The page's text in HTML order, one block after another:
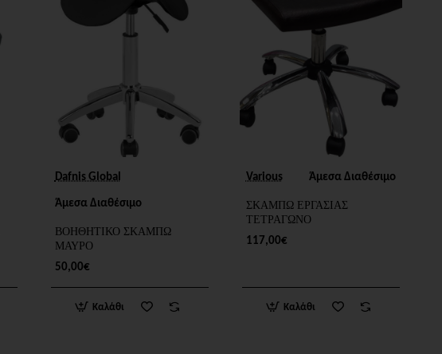
Dafnis Global
Άμεσα Διαθέσιμο
ΒΟΗΘΗΤΙΚΟ ΣΚΑΜΠΩ
ΜΑΥΡΟ
50,00€
Καλάθι
Various
Άμεσα Διαθέσιμο
ΣΚΑΜΠΩ ΕΡΓΑΣΙΑΣ
ΤΕΤΡΑΓΩΝΟ
117,00€
Καλάθι